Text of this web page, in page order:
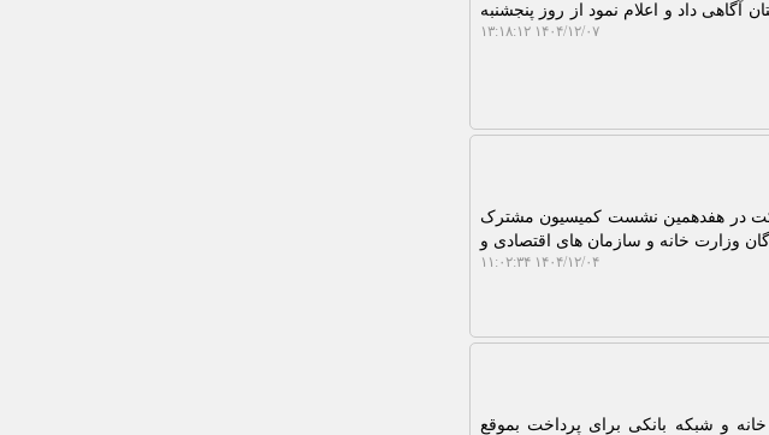
هواشناسی با صدور هشدار زرد از نفوذ توده هوای سرد به 26 استان آگاهی داد و اعلام نمود از روز پنجشنبه
۱۴۰۴/۱۲/۰۷ ۱۳:۱۸:۱۲
در هفدهمین نشست کمیسیون مشترک
وزارت خانه و سازمان های اقتصادی و
۱۴۰۴/۱۲/۰۴ ۱۱:۰۲:۳۴
و شبکه بانکی برای پرداخت بموقع